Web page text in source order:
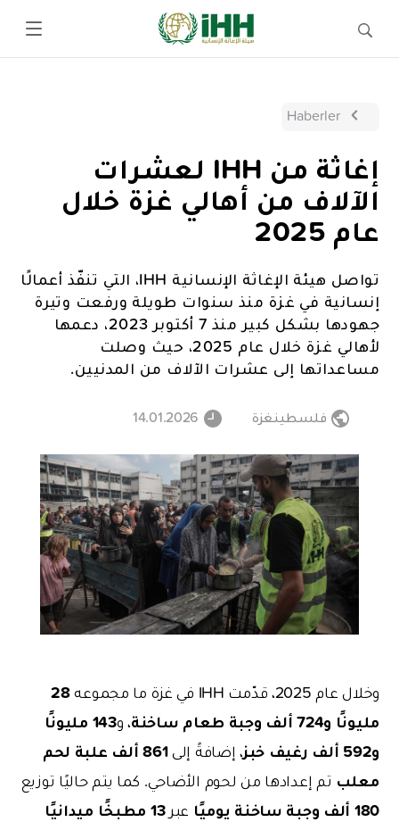
Haberler
إغاثة من IHH لعشرات
الآلاف من أهالي غزة خلال
عام 2025
تواصل هيئة الإغاثة الإنسانية IHH، التي تنفّذ أعمالًا
إنسانية في غزة منذ سنوات طويلة ورفعت وتيرة
جهودها بشكل كبير منذ 7 أكتوبر 2023، دعمها
لأهالي غزة خلال عام 2025، حيث وصلت
مساعداتها إلى عشرات الآلاف من المدنيين.
فلسطينغزة 14.01.2026
وخلال عام 2025، قدّمت IHH في غزة ما مجموعه
28
مليونًا و724 ألف وجبة طعام ساخنة
، و
143 مليونًا
و592 ألف رغيف خبز
، إضافةً إلى
861 ألف علبة لحم
معلب تم إعدادها من لحوم الأضاحي. كما يتم حاليًا توزيع
180 ألف وجبة ساخنة يوميًا عبر13 مطبخًا ميدانيًا